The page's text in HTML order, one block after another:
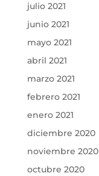
julio 2021
junio 2021
mayo 2021
abril 2021
marzo 2021
febrero 2021
enero 2021
diciembre 2020
noviembre 2020
octubre 2020